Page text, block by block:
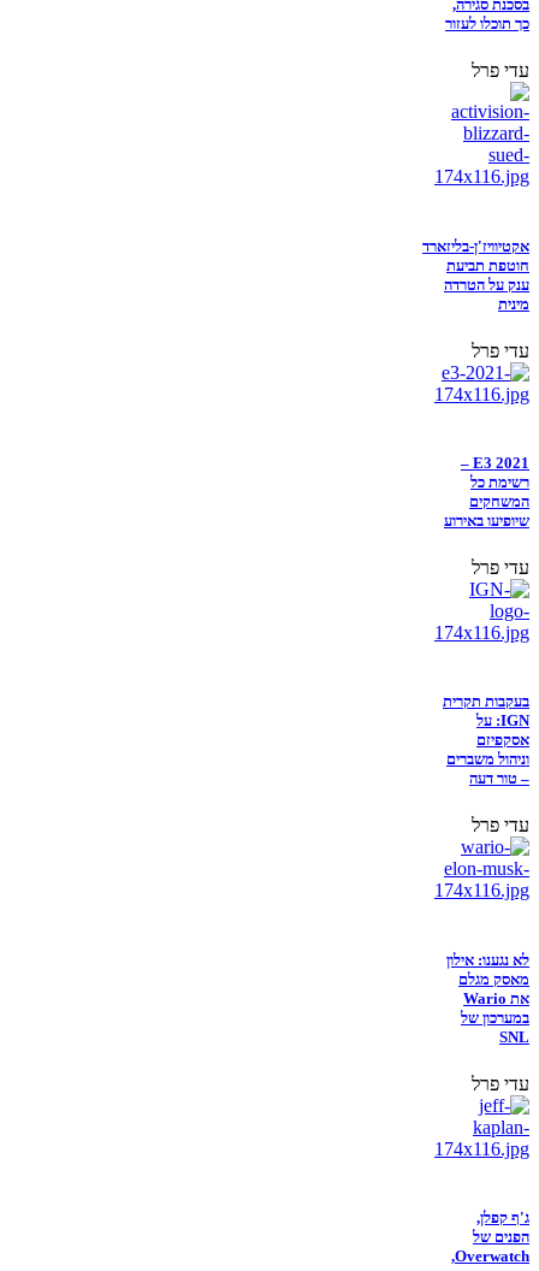
בסכנת סגירה,
כך תוכלו לעזור
עדי פרל
אקטיוויז'ן-בליזארד
חוטפת תביעת
ענק על הטרדה
מינית
עדי פרל
E3 2021 –
רשימת כל
המשחקים
שיופיעו באירוע
עדי פרל
בעקבות תקרית
IGN: על
אסקפיזם
וניהול משברים
– טור דעה
עדי פרל
לא נגענו: אילון
מאסק מגלם
את Wario
במערכון של
SNL
עדי פרל
ג'ף קפלן,
הפנים של
Overwatch,